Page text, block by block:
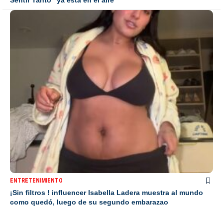
ENTRETENIMIENTO
¡Sin filtros ! influencer Isabella Ladera muestra al mundo
como quedó, luego de su segundo embarazao